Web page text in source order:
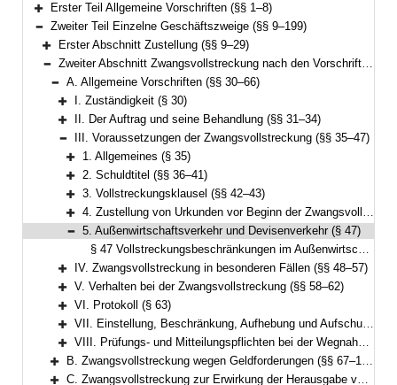
Bereich erweitern
Erster Teil Allgemeine Vorschriften (§§ 1–8)
Bereich reduzieren
Zweiter Teil Einzelne Geschäftszweige (§§ 9–199)
Bereich erweitern
Erster Abschnitt Zustellung (§§ 9–29)
Bereich reduzieren
Zweiter Abschnitt Zwangsvollstreckung nach den Vorschriften der ZPO (§§ 30–155)
Bereich reduzieren
A. Allgemeine Vorschriften (§§ 30–66)
Bereich erweitern
I. Zuständigkeit (§ 30)
Bereich erweitern
II. Der Auftrag und seine Behandlung (§§ 31–34)
Bereich reduzieren
III. Voraussetzungen der Zwangsvollstreckung (§§ 35–47)
Bereich erweitern
1. Allgemeines (§ 35)
Bereich erweitern
2. Schuldtitel (§§ 36–41)
Bereich erweitern
3. Vollstreckungsklausel (§§ 42–43)
Bereich erweitern
4. Zustellung von Urkunden vor Beginn der Zwangsvollstreckung (§§ 44–46)
Bereich reduzieren
5. Außenwirtschaftsverkehr und Devisenverkehr (§ 47)
§ 47 Vollstreckungsbeschränkungen im Außenwirtschaftsverkehr
Bereich erweitern
IV. Zwangsvollstreckung in besonderen Fällen (§§ 48–57)
Bereich erweitern
V. Verhalten bei der Zwangsvollstreckung (§§ 58–62)
Bereich erweitern
VI. Protokoll (§ 63)
Bereich erweitern
VII. Einstellung, Beschränkung, Aufhebung und Aufschub der Zwangsvollstreckung (§§ 64–65)
Bereich erweitern
VIII. Prüfungs- und Mitteilungspflichten bei der Wegnahme und Weitergabe von Waffen und Munition (§ 66)
Bereich erweitern
B. Zwangsvollstreckung wegen Geldforderungen (§§ 67–126)
C. Zwangsvollstreckung zur Erwirkung der Herausgabe von Sachen (§§ 127–132)